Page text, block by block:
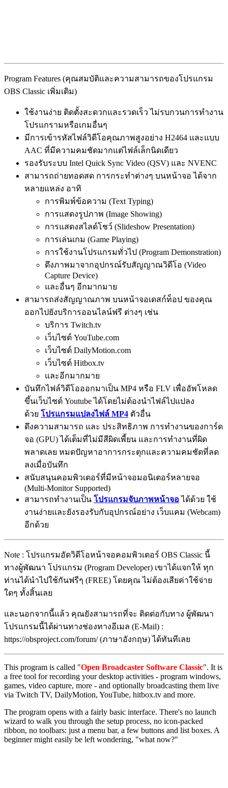
Program Features (คุณสมบัติและความสามารถของโปรแกรม
OBS Classic เพิ่มเติม)
ใช้งานง่าย ติดตั้งสะดวกและรวดเร็ว ไม่รบกวนการทำงาน
โปรแกรามหรือเกมอื่นๆ
มีการเข้ารหัสไฟล์วิดีโอคุณภาพสูงอย่าง H2464 และแบบ
AAC ที่มีความคมชัดมากแต่ไฟล์เล็กนิดเดียว
รองรับระบบ Intel Quick Sync Video (QSV) และ NVENC
สามารถถ่ายทอดสด การกระทำต่างๆ บนหน้าจอ ได้จาก
หลายแหล่ง อาทิ
การพิมพ์ข้อความ (Text Typing)
การแสดงรูปภาพ (Image Showing)
การแสดงสไลด์โชว์ (Slideshow Presentation)
การเล่นเกม (Game Playing)
การใช้งานโปรแกรมทั่วไป (Program Demonstration)
ดึงภาพมาจากอุปกรณ์รับสัญญาณวิดีโอ (Video
Capture Device)
และอื่นๆ อีกมากมาย
สามารถส่งสัญญาณภาพ บนหน้าจอเดสก์ท็อป ของคุณ
ออกไปยังบริการออนไลน์ฟรี ต่างๆ เช่น
บริการ Twitch.tv
เว็บไซต์ YouTube.com
เว็บไซต์ DailyMotion.com
เว็บไซต์ Hitbox.tv
และอีกมากมาย
บันทึกไฟล์วิดีโอออกมาเป็น MP4 หรือ FLV เพื่ออัพโหลด
ขึ้นเว็บไซต์ Youtube ได้โดยไม่ต้องนำไฟล์ไปแปลง
ด้วย โปรแกรมแปลงไฟล์ MP4 ตัวอื่น
ดึงความสามารถ และ ประสิทธิภาพ การทำงานของการ์ด
จอ (GPU) ได้เต็มที่ไม่มีสีผิดเพี้ยน และการทำงานที่ผิด
พลาดเลย หมดปัญหาอาการกระตุกและความคมชัดที่ลด
ลงเมื่อบันทึก
สนับสนุนคอมพิวเตอร์ที่มีหน้าจอมอนิเตอร์หลายจอ
(Multi-Monitor Supported)
สามารถทำงานเป็น โปรแกรมจับภาพหน้าจอ ได้ด้วย ใช้
งานง่ายและยังรองรับกับอุปกรณ์อย่าง เว็บแคม (Webcam)
อีกด้วย
Note : โปรแกรมอัดวิดีโอหน้าจอคอมพิวเตอร์ OBS Classic นี้
ทางผู้พัฒนา โปรแกรม (Program Developer) เขาได้แจกให้ ทุก
ท่านได้นำไปใช้กันฟรีๆ (FREE) โดยคุณ ไม่ต้องเสียค่าใช้จ่าย
ใดๆ ทั้งสิ้นเลย
และนอกจากนี้แล้ว คุณยังสามารถที่จะ ติดต่อกับทาง ผู้พัฒนา
โปรแกรมนี้ได้ผ่านทางช่องทางอีเมล (E-Mail) :
https://obsproject.com/forum/ (ภาษาอังกฤษ) ได้ทันทีเลย
This program is called "Open Broadcaster Software Classic". It is
a free tool for recording your desktop activities - program windows,
games, video capture, more - and optionally broadcasting them live
via Twitch TV, DailyMotion, YouTube, hitbox.tv and more.
The program opens with a fairly basic interface. There's no launch
wizard to walk you through the setup process, no icon-packed
ribbon, no toolbars: just a menu bar, a few buttons and list boxes. A
beginner might easily be left wondering, "what now?"